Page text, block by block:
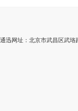
通迅网址：北京市武昌区武珞